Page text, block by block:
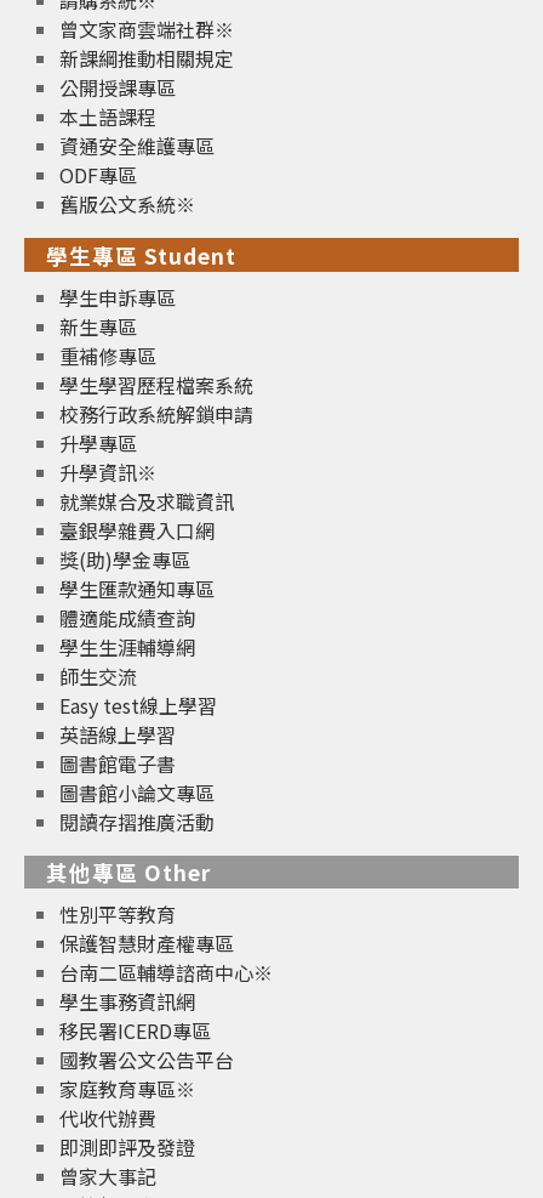
曾文家商雲端社群※
新課綱推動相關規定
公開授課專區
本土語課程
資通安全維護專區
ODF專區
舊版公文系統※
學生專區 Student
學生申訴專區
新生專區
重補修專區
學生學習歷程檔案系統
校務行政系統解鎖申請
升學專區
升學資訊※
就業媒合及求職資訊
臺銀學雜費入口網
獎(助)學金專區
學生匯款通知專區
體適能成績查詢
學生生涯輔導網
師生交流
Easy test線上學習
英語線上學習
圖書館電子書
圖書館小論文專區
閱讀存摺推廣活動
其他專區 Other
性別平等教育
保護智慧財產權專區
台南二區輔導諮商中心※
學生事務資訊網
移民署ICERD專區
國教署公文公告平台
家庭教育專區※
代收代辦費
即測即評及發證
曾家大事記